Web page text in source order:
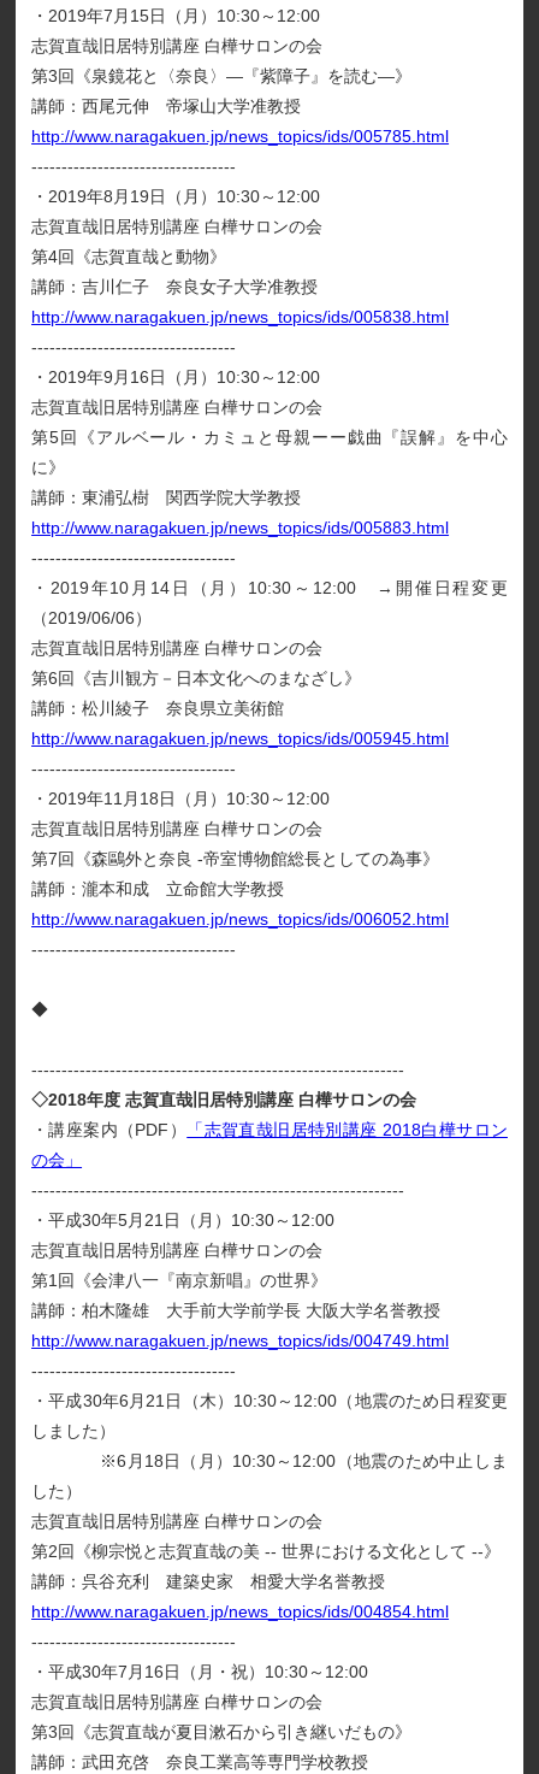
・2019年7月15日（月）10:30～12:00
志賀直哉旧居特別講座 白樺サロンの会
第3回《泉鏡花と〈奈良〉―『紫障子』を読む―》
講師：西尾元伸 帝塚山大学准教授
http://www.naragakuen.jp/news_topics/ids/005785.html
----------------------------------
・2019年8月19日（月）10:30～12:00
志賀直哉旧居特別講座 白樺サロンの会
第4回《志賀直哉と動物》
講師：吉川仁子 奈良女子大学准教授
http://www.naragakuen.jp/news_topics/ids/005838.html
----------------------------------
・2019年9月16日（月）10:30～12:00
志賀直哉旧居特別講座 白樺サロンの会
第5回《アルベール・カミュと母親ーー戯曲『誤解』を中心
に》
講師：東浦弘樹 関西学院大学教授
http://www.naragakuen.jp/news_topics/ids/005883.html
----------------------------------
・2019年10月14日（月）10:30～12:00 →開催日程変更
（2019/06/06）
志賀直哉旧居特別講座 白樺サロンの会
第6回《吉川観方－日本文化へのまなざし》
講師：松川綾子 奈良県立美術館
http://www.naragakuen.jp/news_topics/ids/005945.html
----------------------------------
・2019年11月18日（月）10:30～12:00
志賀直哉旧居特別講座 白樺サロンの会
第7回《森鷗外と奈良 -帝室博物館総長としての為事》
講師：瀧本和成 立命館大学教授
http://www.naragakuen.jp/news_topics/ids/006052.html
----------------------------------
◆
--------------------------------------------------------------
◇2018年度 志賀直哉旧居特別講座 白樺サロンの会
・講座案内（PDF）
「志賀直哉旧居特別講座 2018白樺サロン
の会」
--------------------------------------------------------------
・平成30年5月21日（月）10:30～12:00
志賀直哉旧居特別講座 白樺サロンの会
第1回《会津八一『南京新唱』の世界》
講師：柏木隆雄 大手前大学前学長 大阪大学名誉教授
http://www.naragakuen.jp/news_topics/ids/004749.html
----------------------------------
・平成30年6月21日（木）10:30～12:00（地震のため日程変更
しました）
※6月18日（月）10:30～12:00（地震のため中止しま
した）
志賀直哉旧居特別講座 白樺サロンの会
第2回《柳宗悦と志賀直哉の美 -- 世界における文化として --》
講師：呉谷充利 建築史家 相愛大学名誉教授
http://www.naragakuen.jp/news_topics/ids/004854.html
----------------------------------
・平成30年7月16日（月・祝）10:30～12:00
志賀直哉旧居特別講座 白樺サロンの会
第3回《志賀直哉が夏目漱石から引き継いだもの》
講師：武田充啓 奈良工業高等専門学校教授